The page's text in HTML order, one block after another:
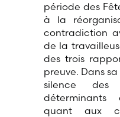
période des
à la
contradiction
de la
des trois
preuve. Dans
silence des
déterminants
quant aux